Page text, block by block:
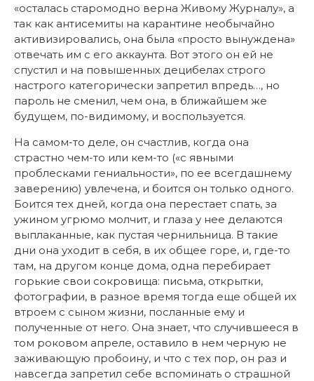
«осталась старомодно верна Живому Журналу», а
так как антисемиты на карантине необычайно
активизировались, она была «просто вынуждена»
отвечать им с его аккаунта. Вот этого он ей не
спустил и на повышенных децибелах строго
настрого категорически запретил впредь…, но
пароль не сменил, чем она, в ближайшем же
будущем, по-видимому, и воспользуется.
На самом-то деле, он счастлив, когда она
страстно чем-то или кем-то («с явными
проблесками гениальности», по ее всегдашнему
заверению) увлечена, и боится он только одного.
Боится тех дней, когда она перестает спать, за
ужином угрюмо молчит, и глаза у нее делаются
выплаканные, как пустая чернильница. В такие
дни она уходит в себя, в их общее горе, и, где-то
там, на другом конце дома, одна перебирает
горькие свои сокровища: письма, открытки,
фотографии, в разное время тогда еще общей их
втроем с сыном жизни, посланные ему и
полученные от него. Она знает, что случившееся в
том роковом апреле, оставило в нем черную не
заживающую пробоину, и что с тех пор, он раз и
навсегда запретил себе вспоминать о страшной